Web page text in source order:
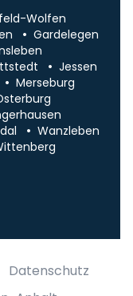
Wolfen
Gardelegen
Jessen
Merseburg
Wanzleben
Datenschutz